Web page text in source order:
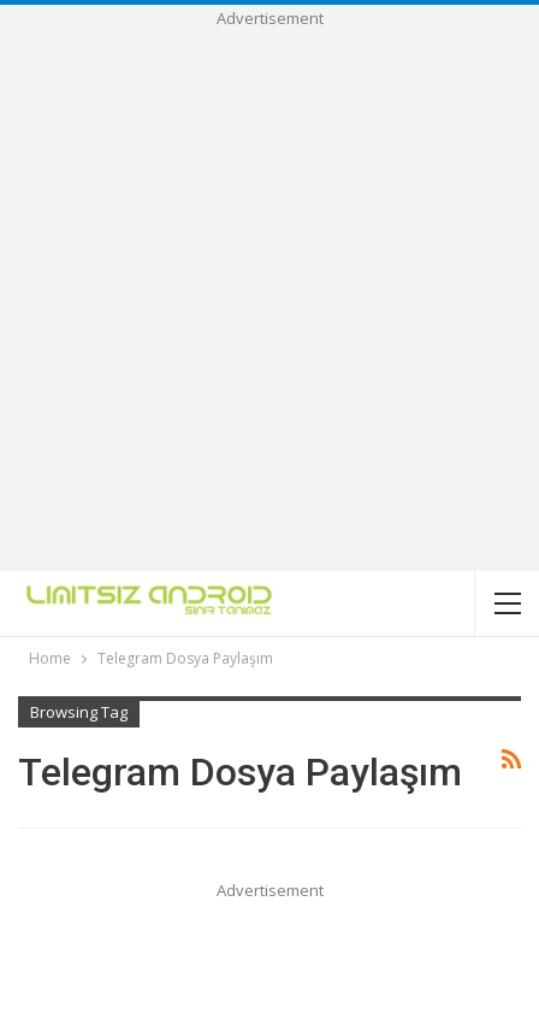
Advertisement
Home Telegram Dosya Paylaşım
Browsing Tag
Telegram Dosya Paylaşım
Advertisement